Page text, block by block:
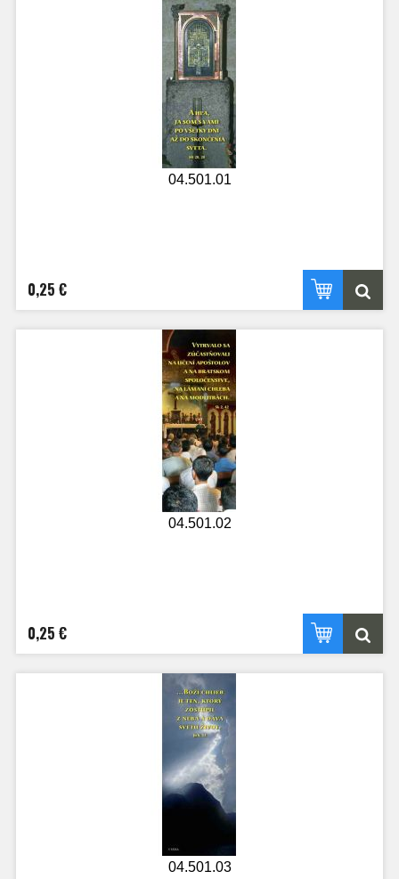
04.501.01
0,25 €
04.501.02
0,25 €
04.501.03